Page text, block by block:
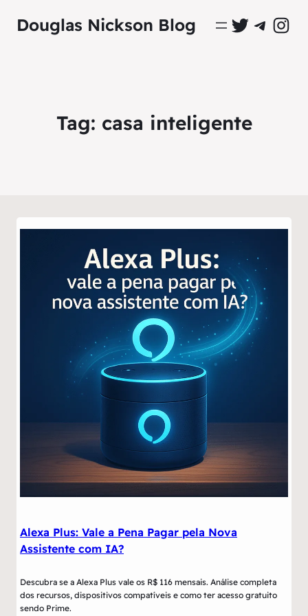
Douglas Nickson Blog Perfil Oficial no Twitter
Grupo Oficial no
Perfil
Tag: casa inteligente
Alexa Plus: Vale a Pena Pagar pela Nova
Assistente com IA?
Descubra se a Alexa Plus vale os R$ 116 mensais. Análise completa
dos recursos, dispositivos compatíveis e como ter acesso gratuito
sendo Prime.